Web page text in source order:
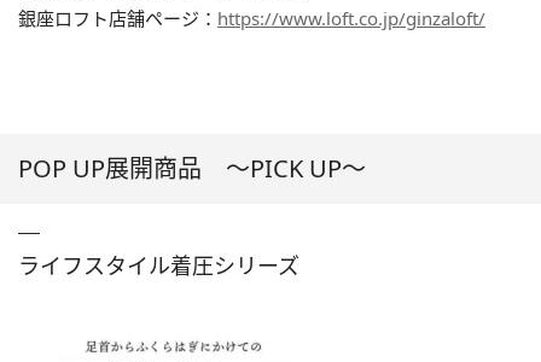
銀座ロフト店舗ページ： https://www.loft.co.jp/ginzaloft/
POP UP展開商品 〜PICK UP〜
ライフスタイル着圧シリーズ